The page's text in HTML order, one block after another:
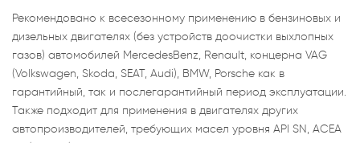
Рекомендовано к всесезонному применению в бензиновых и
дизельных двигателях (без устройств доочистки выхлопных
газов) автомобилей MercedesBenz, Renault, концерна VAG
(Volkswagen, Skoda, SEAT, Audi), BMW, Porsche как в
гарантийный, так и послегарантийный период эксплуатации.
Также подходит для применения в двигателях других
автопроизводителей, требующих масел уровня API SN, ACEA